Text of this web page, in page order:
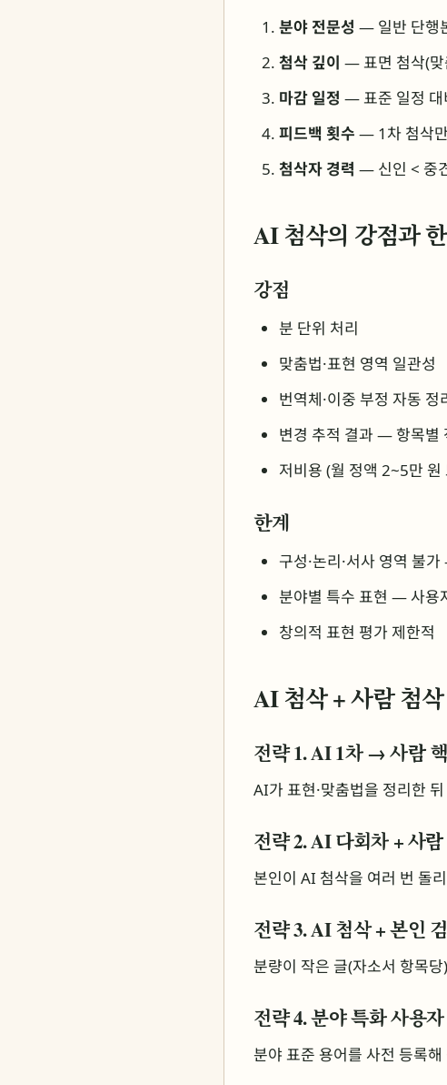
분야 전문성 — 일반 단행
첨삭 깊이 — 표면 첨삭(맞
마감 일정 — 표준 일정 대
피드백 횟수 — 1차 첨삭
첨삭자 경력 — 신인 < 중
AI 첨삭의 강점과
강점
분 단위 처리
맞춤법·표현 영역 일관성
번역체·이중 부정 자동 정
변경 추적 결과 — 항목별
저비용 (월 정액 2~5만
한계
구성·논리·서사 영역 불
분야별 특수 표현 — 사용
창의적 표현 평가 제한적
AI 첨삭 + 사람 첨
전략 1. AI 1차 → 사람
AI가 표현·맞춤법을 정리한
전략 2. AI 다회차 + 사람
본인이 AI 첨삭을 여러 번 돌
전략 3. AI 첨삭 + 본인
분량이 작은 글(자소서 항목
전략 4. 분야 특화 사용
분야 표준 용어를 사전 등록